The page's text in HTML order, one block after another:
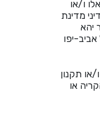
ו/או
מדינת
יהא
יפו
או תקנון
או